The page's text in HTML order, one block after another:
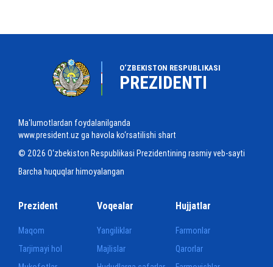
O‘ZBEKISTON RESPUBLIKASI
PREZIDENTI
Ma'lumotlardan foydalanilganda
www.president.uz ga havola ko‘rsatilishi shart
© 2026 O‘zbekiston Respublikasi Prezidentining rasmiy veb-sayti
Barcha huquqlar himoyalangan
Prezident
Maqom
Tarjimayi hol
Voqealar
Yangiliklar
Majlislar
Hujjatlar
Farmonlar
Qarorlar